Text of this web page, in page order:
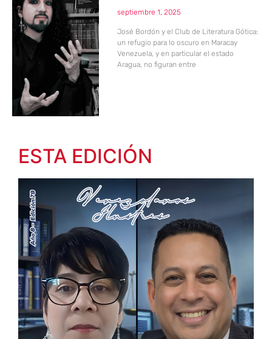
septiembre 1, 2025
José Bordón y el Club de Literatura Gótica:
un refugio para lo oscuro en Maracay
Venezuela, y en particular el estado
Aragua, no figuran entre
ESTA EDICIÓN